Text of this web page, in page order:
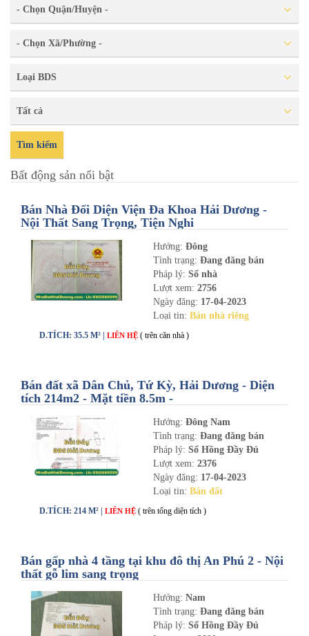
- Chọn Quận/Huyện -
- Chọn Xã/Phường -
Loại BDS
Tất cả
Tìm kiếm
Bất động sản nổi bật
Bán Nhà Đối Diện Viện Đa Khoa Hải Dương -
Nội Thất Sang Trọng, Tiện Nghi
Hướng: Đông
Tình trạng: Đang đăng bán
Pháp lý: Sổ nhà
Lượt xem: 2756
Ngày đăng: 17-04-2023
Loại tin: Bán nhà riêng
D.TÍCH: 35.5 M² | LIÊN HỆ ( trên căn nhà )
Bán đất xã Dân Chủ, Tứ Kỳ, Hải Dương - Diện
tích 214m2 - Mặt tiền 8.5m -
Hướng: Đông Nam
Tình trạng: Đang đăng bán
Pháp lý: Sổ Hồng Đầy Đủ
Lượt xem: 2376
Ngày đăng: 17-04-2023
Loại tin: Bán đất
D.TÍCH: 214 M² | LIÊN HỆ ( trên tổng diện tích )
Bán gấp nhà 4 tầng tại khu đô thị An Phú 2 - Nội
thất gỗ lim sang trọng
Hướng: Nam
Tình trạng: Đang đăng bán
Pháp lý: Sổ Hồng Đầy Đủ